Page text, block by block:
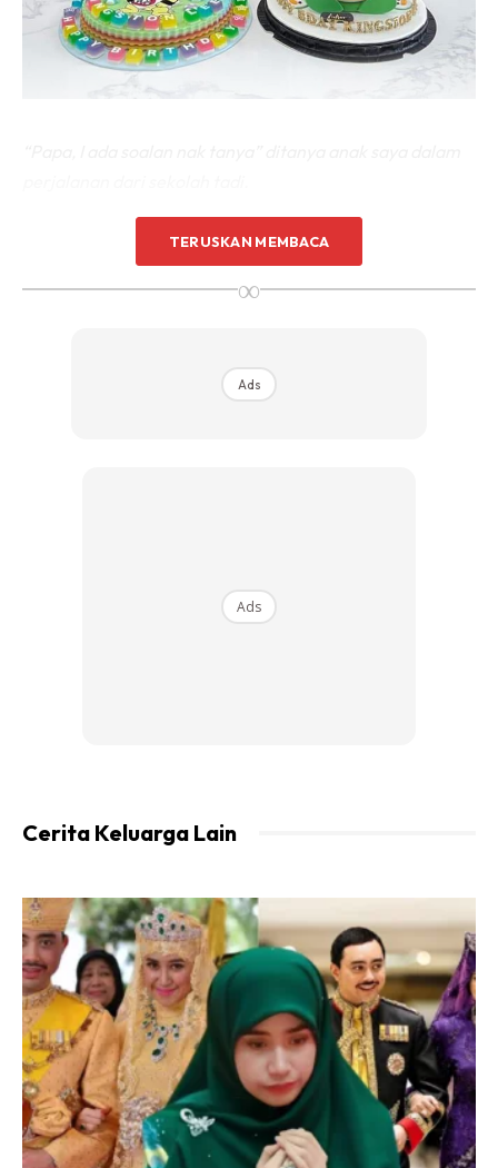
“Tadi masa waktu rehat, saya berkongsi makanan dan
minuman dengan rakan sekelas. Ada dua orang kawan
baik saya, Syihan dan Amli tak nak makan. Kenapa ?”
Tidak sempat saya menjawab, dia terus sambung “Pastu I
pon dinasihat cikgu supaya makan di sudut jauh dari
segelintir kawan-kawan I. Apa salah say a, papa?”
Tergamam aku dibuatnya seketika. Salah saya juga
TERUSKAN MEMBACA
∞
Ads
Ads
Cerita Keluarga Lain